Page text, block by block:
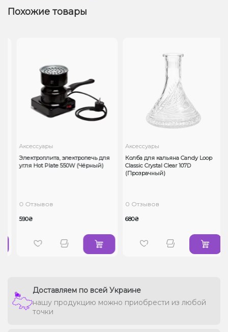
Похожие товары
Аксессуары
Электроплита, электропечь для
угля Hot Plate 550W (Чёрный)
0 Отзывов
590₴
Аксессуары
Колба для кальяна Candy Loop
Classic Crystal Clear 107D
(Прозрачный)
0 Отзывов
680₴
Доставляем по всей Украине
нашу продукцию можно приобрести из любой
точки